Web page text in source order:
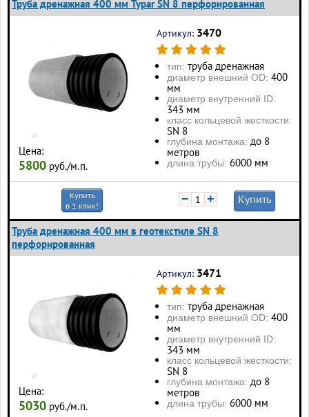
Труба дренажная 400 мм Typar SN 8 перфорированная
Цена:
5800 руб./м.п.
Артикул: 3470
тип: труба дренажная
диаметр внешний OD: 400
мм
диаметр внутренний ID:
343 мм
класс кольцевой жесткости:
SN 8
глубина монтажа: до 8
метров
длина трубы: 6000 мм
Купить
в 1 клик!
− + Купить
Труба дренажная 400 мм в геотекстиле SN 8
перфорированная
Цена:
5030 руб./м.п.
Артикул: 3471
тип: труба дренажная
диаметр внешний OD: 400
мм
диаметр внутренний ID:
343 мм
класс кольцевой жесткости:
SN 8
глубина монтажа: до 8
метров
длина трубы: 6000 мм